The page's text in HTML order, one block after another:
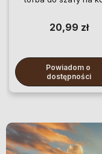
20,99 zł
Powiadom o
dostępności